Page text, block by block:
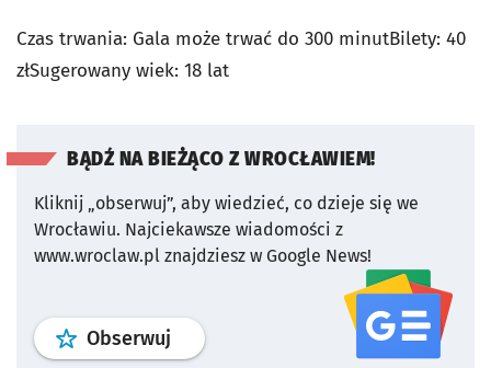
Czas trwania: Gala może trwać do 300 minutBilety: 40
złSugerowany wiek: 18 lat
BĄDŹ NA BIEŻĄCO Z WROCŁAWIEM!
Kliknij „obserwuj”, aby wiedzieć, co dzieje się we
Wrocławiu. Najciekawsze wiadomości z
www.wroclaw.pl znajdziesz w Google News!
Obserwuj profil serwisu